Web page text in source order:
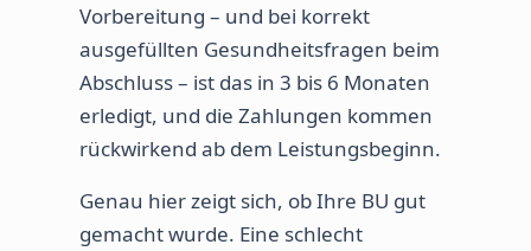
Vorbereitung – und bei korrekt
ausgefüllten Gesundheitsfragen beim
Abschluss – ist das in 3 bis 6 Monaten
erledigt, und die Zahlungen kommen
rückwirkend ab dem Leistungsbeginn.
Genau hier zeigt sich, ob Ihre BU gut
gemacht wurde. Eine schlecht